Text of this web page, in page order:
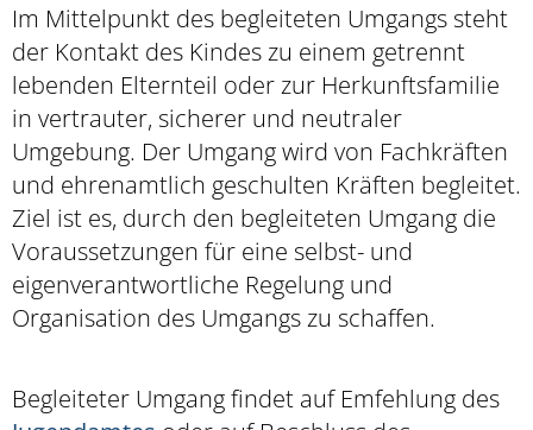
Im Mittelpunkt des begleiteten Umgangs steht
der Kontakt des Kindes zu einem getrennt
lebenden Elternteil oder zur Herkunftsfamilie
in vertrauter, sicherer und neutraler
Umgebung. Der Umgang wird von Fachkräften
und ehrenamtlich geschulten Kräften begleitet.
Ziel ist es, durch den begleiteten Umgang die
Voraussetzungen für eine selbst- und
eigenverantwortliche Regelung und
Organisation des Umgangs zu schaffen.
Begleiteter Umgang findet auf Emfehlung des